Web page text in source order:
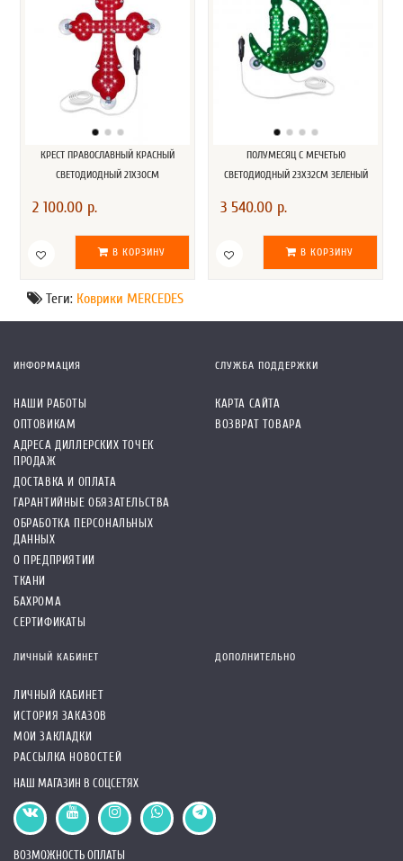
КРЕСТ ПРАВОСЛАВНЫЙ КРАСНЫЙ
СВЕТОДИОДНЫЙ 21Х30СМ
2 100.00 р.
В КОРЗИНУ
ПОЛУМЕСЯЦ С МЕЧЕТЬЮ
СВЕТОДИОДНЫЙ 23Х32СМ ЗЕЛЕНЫЙ
3 540.00 р.
В КОРЗИНУ
Теги: Коврики MERCEDES
ИНФОРМАЦИЯ
НАШИ РАБОТЫ
ОПТОВИКАМ
АДРЕСА ДИЛЛЕРСКИХ ТОЧЕК
ПРОДАЖ
ДОСТАВКА И ОПЛАТА
ГАРАНТИЙНЫЕ ОБЯЗАТЕЛЬСТВА
ОБРАБОТКА ПЕРСОНАЛЬНЫХ
ДАННЫХ
О ПРЕДПРИЯТИИ
ТКАНИ
БАХРОМА
СЕРТИФИКАТЫ
СЛУЖБА ПОДДЕРЖКИ
КАРТА САЙТА
ВОЗВРАТ ТОВАРА
ЛИЧНЫЙ КАБИНЕТ
ЛИЧНЫЙ КАБИНЕТ
ИСТОРИЯ ЗАКАЗОВ
МОИ ЗАКЛАДКИ
РАССЫЛКА НОВОСТЕЙ
ДОПОЛНИТЕЛЬНО
НАШ МАГАЗИН В СОЦСЕТЯХ
ВОЗМОЖНОСТЬ ОПЛАТЫ